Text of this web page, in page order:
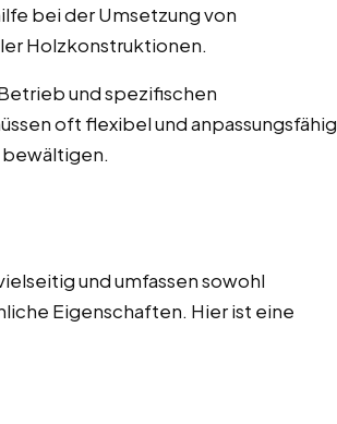
bei der Umsetzung von
Holzkonstruktionen.
und spezifischen
oft flexibel und anpassungsfähig
und umfassen sowohl
Eigenschaften. Hier ist eine